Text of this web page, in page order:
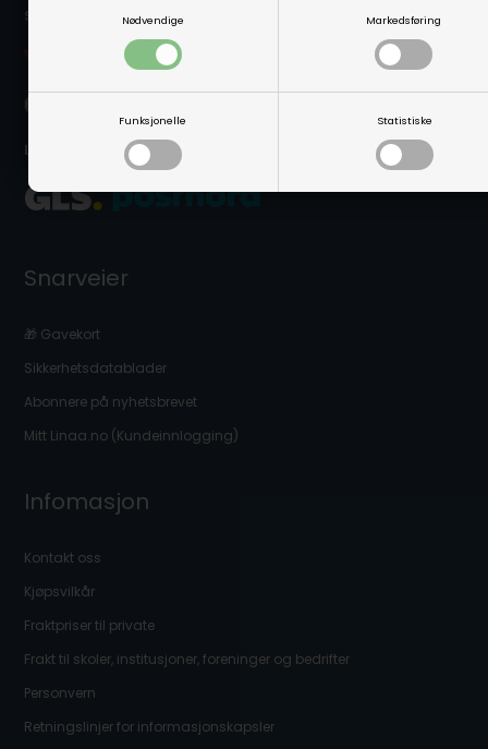
Nødvendige Markedsføring
Funksjonelle Statistiske
Sikker betaling på nett:
Levering nær deg:
Snarveier
🎁 Gavekort
Sikkerhetsdatablader
Abonnere på nyhetsbrevet
Mitt Linaa.no (Kundeinnlogging)
Infomasjon
Kontakt oss
Kjøpsvilkår
Fraktpriser til private
Frakt til skoler, institusjoner, foreninger og bedrifter
Personvern
Retningslinjer for informasjonskapsler